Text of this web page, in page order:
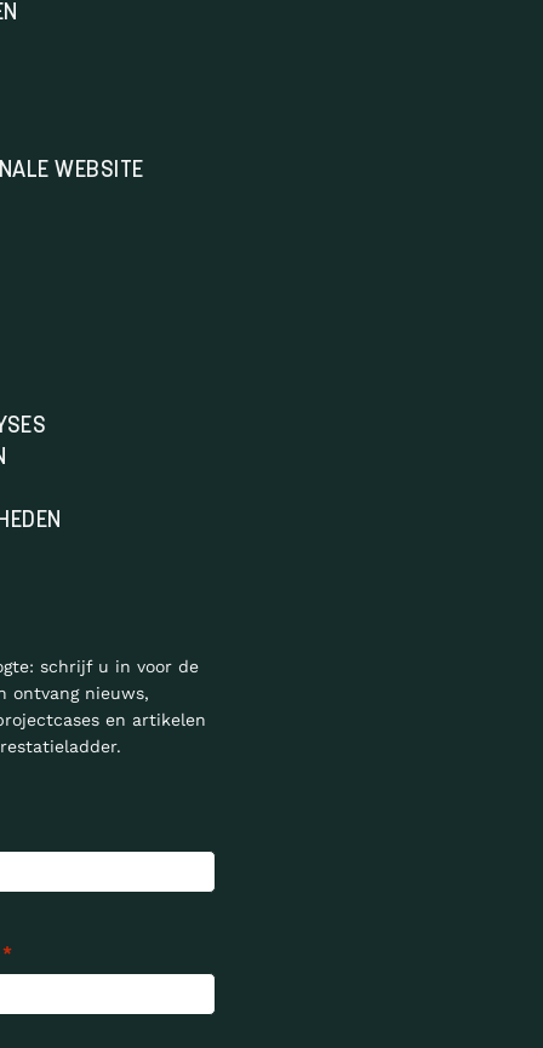
WEBSITE
schrijf u in voor de
ontvang nieuws,
en artikelen
*